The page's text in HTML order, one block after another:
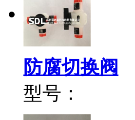
防腐切换阀
型号：